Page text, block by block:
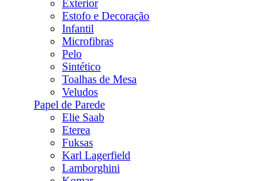
Exterior
Estofo e Decoração
Infantil
Microfibras
Pelo
Sintético
Toalhas de Mesa
Veludos
Papel de Parede
Elie Saab
Eterea
Fuksas
Karl Lagerfield
Lamborghini